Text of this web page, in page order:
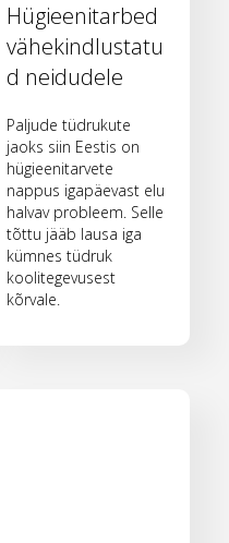
Hügieenitarbed
vähekindlustatu
d neidudele
Paljude tüdrukute
jaoks siin Eestis on
hügieenitarvete
nappus igapäevast elu
halvav probleem. Selle
tõttu jääb lausa iga
kümnes tüdruk
koolitegevusest
kõrvale.